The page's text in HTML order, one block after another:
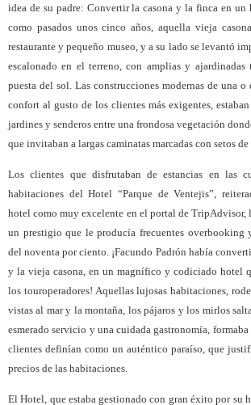
idea de su padre: Convertir la casona y la finca en un
como pasados unos cinco años, aquella vieja
restaurante y pequeño museo, y a su lado se levantó
escalonado en el terreno, con amplias y ajardinadas
puesta del sol. Las construcciones modernas de una
confort al gusto de los clientes más exigentes, estaban
jardines y senderos entre una frondosa vegetación
que invitaban a largas caminatas marcadas con setos de
Los clientes que disfrutaban de estancias en las
habitaciones del Hotel “Parque de Ventejis”,
hotel como muy excelente en el portal de TripAdvisor,
un prestigio que le producía frecuentes overbooking
del noventa por ciento. ¡Facundo Padrón había
y la vieja casona, en un magnífico y codiciado hotel
los touroperadores! Aquellas lujosas habitaciones,
vistas al mar y la montaña, los pájaros y los mirlos
esmerado servicio y una cuidada gastronomía,
clientes definían como un auténtico paraíso, que
precios de las habitaciones.
El Hotel, que estaba gestionado con gran éxito por su